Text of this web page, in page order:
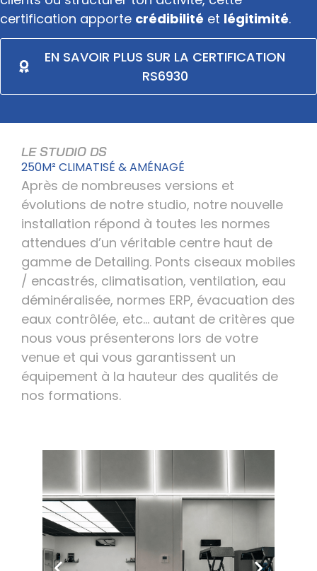
certification apporte crédibilité et légitimité.
EN SAVOIR PLUS SUR LA CERTIFICATION
RS6930
LE STUDIO DS
250M² CLIMATISÉ & AMÉNAGÉ
Après de nombreuses versions et
évolutions de notre studio, notre nouvelle
installation répond à toutes les normes
attendues d’un véritable centre haut de
gamme de Detailing. Ponts ciseaux mobiles
/ encastrés, climatisation, ventilation, eau
déminéralisée, normes ERP, évacuation des
eaux contrôlée, etc… autant de critères que
nous vous présenterons lors de votre
venue et qui vous garantissent un
équipement à la hauteur des qualités de
nos formations.